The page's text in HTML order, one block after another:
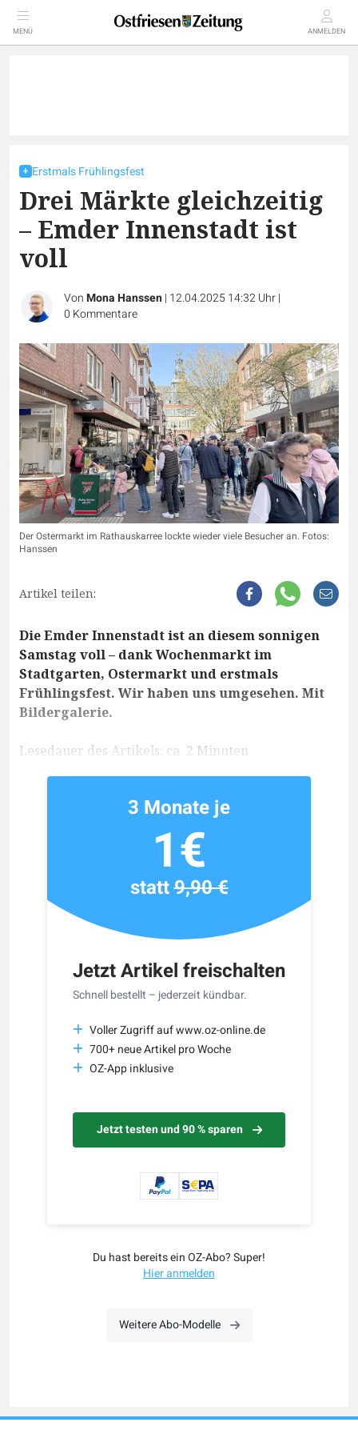
MENÜ ANMELDEN
Erstmals Frühlingsfest
Drei Märkte gleichzeitig
– Emder Innenstadt ist
voll
VonMona Hanssen| 12.04.2025 14:32 Uhr|
0 Kommentare
Der Ostermarkt im Rathauskarree lockte wieder viele Besucher an. Fotos:
Hanssen
Artikel teilen:
Die Emder Innenstadt ist an diesem sonnigen
Samstag voll – dank Wochenmarkt im
Stadtgarten, Ostermarkt und erstmals
Frühlingsfest. Wir haben uns umgesehen. Mit
Bildergalerie.
Lesedauer des Artikels: ca. 2 Minuten
Jetzt Artikel freischalten
Schnell bestellt – jederzeit kündbar.
Voller Zugriff auf www.oz-online.de
700+ neue Artikel pro Woche
OZ-App inklusive
Jetzt testen und 90 % sparen
3 Monate je
1€
statt9,90 €
Du hast bereits ein OZ-Abo? Super!
Hier anmelden
Weitere Abo-Modelle